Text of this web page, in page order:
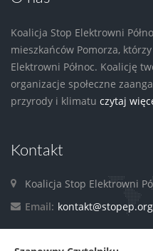
Koalicja Stop Elektrowni
mieszkańców Pomorza,
Elektrowni Północ. Koalicję
organizacje społeczne
przyrody i klimatu czytaj
Kontakt
Koalicja Stop Elektrowni
Email: kontakt@stopep.org